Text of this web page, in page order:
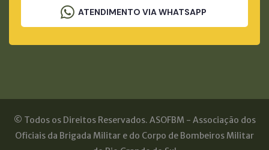
ATENDIMENTO VIA WHATSAPP
© Todos os Direitos Reservados. ASOFBM - Associação dos
Oficiais da Brigada Militar e do Corpo de Bombeiros Militar